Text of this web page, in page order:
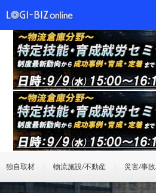
独自取材 物流施設/不動産 災害/事